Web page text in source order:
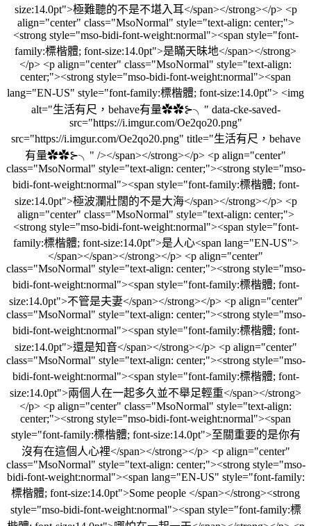
size:14.0pt">極難聽的不是不堪入耳</span></strong></p> <p
align="center" class="MsoNormal" style="text-align: center;">
<strong style="mso-bidi-font-weight:normal"><span style="font-
family:標楷體; font-size:14.0pt">是瞞天昧地</span></strong>
</p> <p align="center" class="MsoNormal" style="text-align:
center;"><strong style="mso-bidi-font-weight:normal"><span
lang="EN-US" style="font-family:標楷體; font-size:14.0pt"> <img
alt="生活有尺，behave有量✿✿⊱╮" data-cke-saved-
src="https://i.imgur.com/Oe2qo20.png"
src="https://i.imgur.com/Oe2qo20.png" title="生活有尺，behave
有量✿✿⊱╮" /></span></strong></p> <p align="center"
class="MsoNormal" style="text-align: center;"><strong style="mso-
bidi-font-weight:normal"><span style="font-family:標楷體; font-
size:14.0pt">極波瀾壯闊的不是大海</span></strong></p> <p
align="center" class="MsoNormal" style="text-align: center;">
<strong style="mso-bidi-font-weight:normal"><span style="font-
family:標楷體; font-size:14.0pt">是人心<span lang="EN-US">
</span></span></strong></p> <p align="center"
class="MsoNormal" style="text-align: center;"><strong style="mso-
bidi-font-weight:normal"><span style="font-family:標楷體; font-
size:14.0pt">不管是夫妻</span></strong></p> <p align="center"
class="MsoNormal" style="text-align: center;"><strong style="mso-
bidi-font-weight:normal"><span style="font-family:標楷體; font-
size:14.0pt">還是知音</span></strong></p> <p align="center"
class="MsoNormal" style="text-align: center;"><strong style="mso-
bidi-font-weight:normal"><span style="font-family:標楷體; font-
size:14.0pt">兩個人在一起多久並不舉足輕重</span></strong>
</p> <p align="center" class="MsoNormal" style="text-align:
center;"><strong style="mso-bidi-font-weight:normal"><span
style="font-family:標楷體; font-size:14.0pt">至關重要的是你有
沒有在這個人心裡</span></strong></p> <p align="center"
class="MsoNormal" style="text-align: center;"><strong style="mso-
bidi-font-weight:normal"><span lang="EN-US" style="font-family:
標楷體; font-size:14.0pt">Some people </span></strong><strong
style="mso-bidi-font-weight:normal"><span style="font-family:標